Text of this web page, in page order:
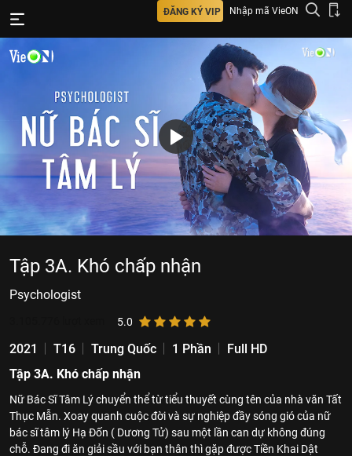
ĐĂNG KÝ VIP Nhập mã VieON
Tập 3A. Khó chấp nhận
Psychologist
5.0
2021 T16 Trung Quốc 1 Phần
Full HD
Tập 3A. Khó chấp nhận
Nữ Bác Sĩ Tâm Lý chuyển thể từ tiểu thuyết cùng tên của nhà văn Tất
Thục Mẫn. Xoay quanh cuộc đời và sự nghiệp đầy sóng gió của nữ
bác sĩ tâm lý Hạ Đốn ( Dương Tử) sau một lần can dự không đúng
chỗ. Đang đi ăn giải sầu với bạn thân thì gặp được Tiền Khai Dật